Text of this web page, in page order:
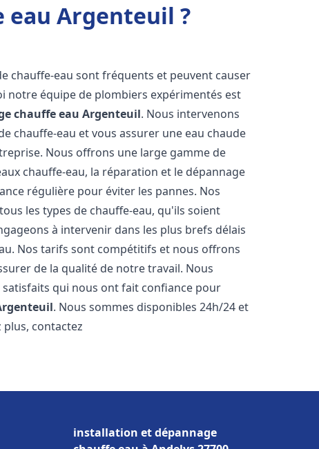
Argenteuil ?
chauffe-eau sont fréquents et peuvent causer
notre équipe de plombiers expérimentés est
chauffe eau Argenteuil. Nous intervenons
chauffe-eau et vous assurer une eau chaude
Nous offrons une large gamme de
chauffe-eau, la réparation et le dépannage
régulière pour éviter les pannes. Nos
les types de chauffe-eau, qu'ils soient
à intervenir dans les plus brefs délais
Nos tarifs sont compétitifs et nous offrons
de la qualité de notre travail. Nous
qui nous ont fait confiance pour
. Nous sommes disponibles 24h/24 et
contactez
installation et dépannage